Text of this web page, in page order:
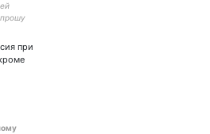
прошу
мои
при